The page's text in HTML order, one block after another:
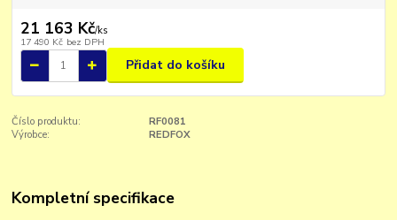
21 163 Kč/ks
17 490 Kč bez DPH
Přidat do košíku
Číslo produktu:
RF0081
Výrobce:
REDFOX
Kompletní specifikace